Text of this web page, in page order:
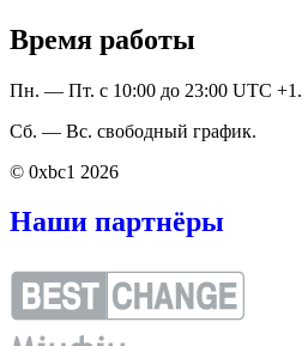
Время работы
Пн. — Пт. с 10:00 до 23:00 UTC +1.
Сб. — Вс. свободный график.
© 0xbc1 2026
Наши партнёры